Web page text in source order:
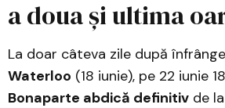
a doua și ultima
La doar câteva zile după
Waterloo (18 iunie), pe 22 iunie
Bonaparte abdică definitiv de